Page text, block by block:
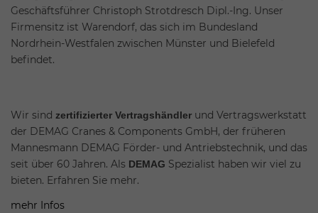
Geschäftsführer Christoph Strotdresch Dipl.-Ing. Unser
Firmensitz ist Warendorf, das sich im Bundesland
Nordrhein-Westfalen zwischen Münster und Bielefeld
befindet.
Wir sind zertifizierter Vertragshändler und Vertragswerkstatt
der DEMAG Cranes & Components GmbH, der früheren
Mannesmann DEMAG Förder- und Antriebstechnik, und das
seit über 60 Jahren. Als DEMAG Spezialist haben wir viel zu
bieten. Erfahren Sie mehr.
mehr Infos